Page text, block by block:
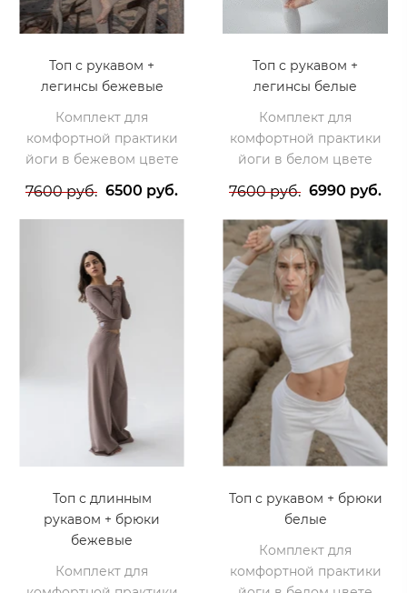
Топ с рукавом +
легинсы бежевые
Комплект для
комфортной практики
йоги в бежевом цвете
7600 руб. 6500 руб.
Топ с рукавом +
легинсы белые
Комплект для
комфортной практики
йоги в белом цвете
7600 руб. 6990 руб.
Топ с длинным
рукавом + брюки
бежевые
Комплект для
Топ с рукавом + брюки
белые
Комплект для
комфортной практики